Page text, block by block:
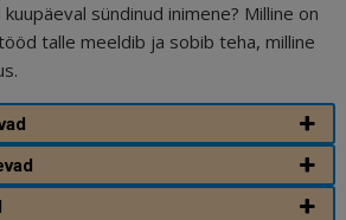
sündinud inimene? Milline on
talle meeldib ja sobib teha, milline